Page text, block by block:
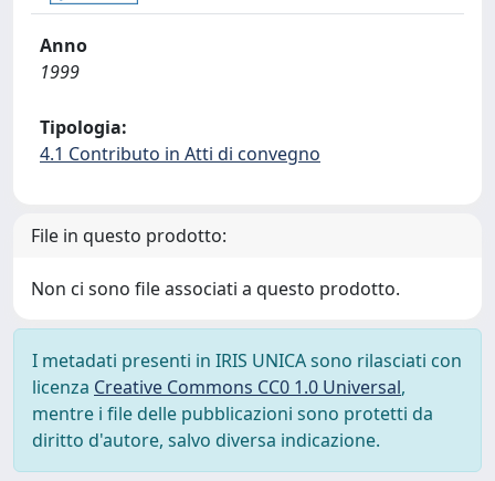
Anno
1999
Tipologia:
4.1 Contributo in Atti di convegno
File in questo prodotto:
Non ci sono file associati a questo prodotto.
I metadati presenti in IRIS UNICA sono rilasciati con
licenza Creative Commons CC0 1.0 Universal,
mentre i file delle pubblicazioni sono protetti da
diritto d'autore, salvo diversa indicazione.